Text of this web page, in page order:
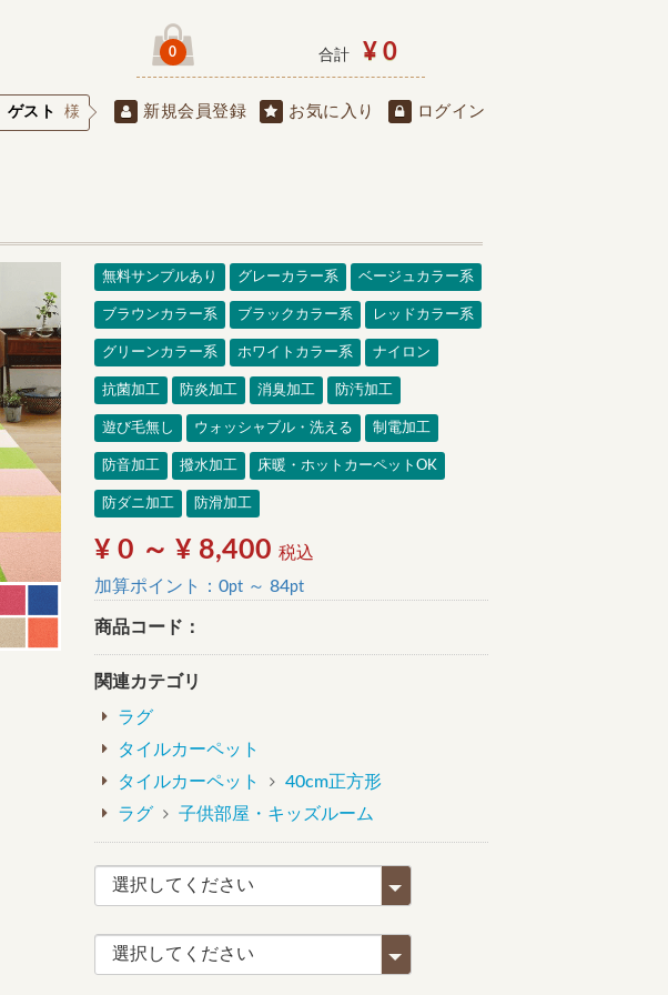
0 合計 ¥ 0
ゲスト 様 新規会員登録 お気に入り ログイン
無料サンプルあり グレーカラー系 ベージュカラー系
ブラウンカラー系 ブラックカラー系 レッドカラー系
グリーンカラー系 ホワイトカラー系 ナイロン
抗菌加工 防炎加工 消臭加工 防汚加工
遊び毛無し ウォッシャブル・洗える 制電加工
防音加工 撥水加工 床暖・ホットカーペットOK
防ダニ加工 防滑加工
¥ 0 ～ ¥ 8,400 税込
加算ポイント： 0pt ～ 84pt
商品コード：
関連カテゴリ
ラグ
タイルカーペット
タイルカーペット
40cm正方形
ラグ
子供部屋・キッズルーム